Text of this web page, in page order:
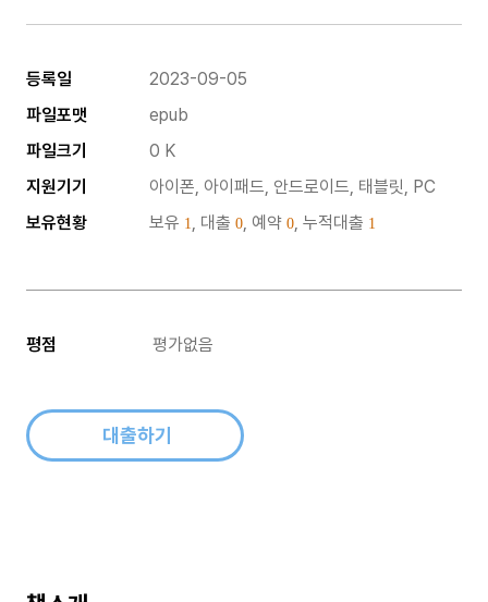
등록일
2023-09-05
파일포맷
epub
파일크기
0 K
지원기기
아이폰, 아이패드, 안드로이드, 태블릿, PC
보유현황
보유 1 , 대출 0 , 예약 0 , 누적대출 1
평점 평가없음
대출하기